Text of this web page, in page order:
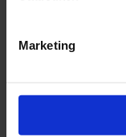
Marketing
we